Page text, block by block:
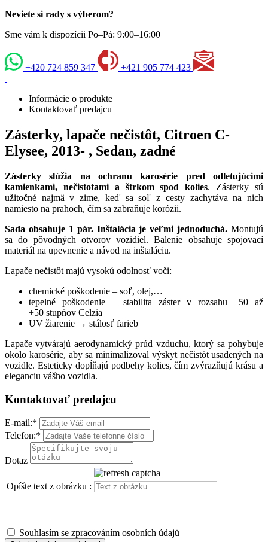
Neviete si rady s výberom?
Sme vám k dispozícii Po–Pá: 9:00–16:00
+420 724 859 347 +421 905 774 423
Informácie o produkte
Kontaktovať predajcu
Zásterky, lapače nečistôt, Citroen C-
Elysee, 2013- , Sedan, zadné
Zásterky slúžia na ochranu karosérie pred odletujúcimi
kamienkami, nečistotami a štrkom spod kolies. Zásterky sú
užitočné najmä v zime, keď sa soľ z cesty zachytáva na nich
namiesto na prahoch, čím sa zabraňuje korózii.
Sada obsahuje 1 pár. Inštalácia je veľmi jednoduchá. Montujú
sa do pôvodných otvorov vozidiel. Balenie obsahuje spojovací
materiál na upevnenie a návod na inštaláciu.
Lapače nečistôt majú vysokú odolnosť voči:
chemické poškodenie – soľ, olej,…
tepelné poškodenie – stabilita záster v rozsahu –50 až
+50 stupňov Celzia
UV žiarenie → stálosť farieb
Lapače vytvárajú aerodynamický prúd vzduchu, ktorý sa pohybuje
okolo karosérie, aby sa minimalizoval výskyt nečistôt usadených na
vozidle. Esteticky dopĺňajú podbehy kolies, čím zvýrazňujú krásu a
eleganciu vášho vozidla.
Kontaktovať predajcu
E-mail:*
Telefon:*
Dotaz
Opíšte text z obrázku :
Souhlasím se zpracováním osobních údajů